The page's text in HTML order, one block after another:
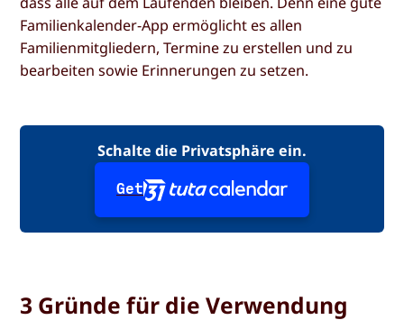
Familienkalender-App ermöglicht es allen
Familienmitgliedern, Termine zu erstellen und zu
bearbeiten sowie Erinnerungen zu setzen.
Schalte die Privatsphäre ein.
Get
3 Gründe für die Verwendung